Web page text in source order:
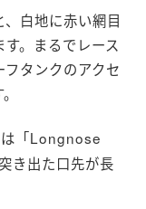
白地に赤い網目
。まるでレース
タンクのアクセ
「Longnose
き出た口先が長